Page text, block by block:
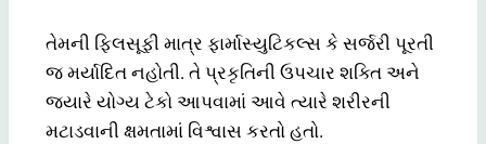
તેમની ફિલસૂફી માત્ર ફાર્માસ્યુટિકલ્સ કે સર્જરી પૂરતી
જ મર્યાદિત નહોતી. તે પ્રકૃતિની ઉપચાર શક્તિ અને
જ્યારે યોગ્ય ટેકો આપવામાં આવે ત્યારે શરીરની
મટાડવાની ક્ષમતામાં વિશ્વાસ કરતો હતો.